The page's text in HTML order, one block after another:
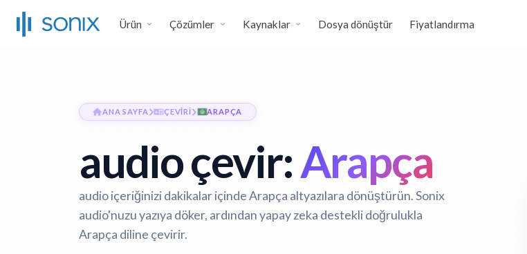
Ürün Çözümler Kaynaklar Dosya dönüştür Fiyatlandırma
ANA SAYFA ÇEVIRI ARAPÇA
audio çevir:Arapça
audio içeriğinizi dakikalar içinde Arapça altyazılara dönüştürün. Sonix
audio'nuzu yazıya döker, ardından yapay zeka destekli doğrulukla
Arapça diline çevirir.